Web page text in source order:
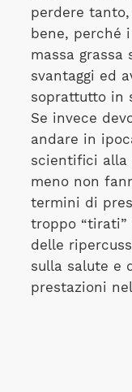
perdere
bene, perché
massa grassa
svantaggi ed
soprattutto in
Se invece
andare in
scientifici alla
meno non
termini di
troppo “tirati”
delle
sulla salute e
prestazioni